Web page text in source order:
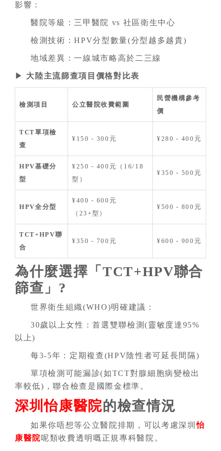
影響：
醫院等級：三甲醫院 vs 社區衛生中心
檢測技術：HPV分型數量(分型越多越貴)
地域差異：一線城市略高於二三線
▶ 大陸主流篩查項目價格對比表
檢測項目 公立醫院收費範圍
民營機構參考
價
TCT單項檢
查
¥150 - 300元 ¥280 - 400元
HPV基礎分
型
¥250 - 400元（16/18
型）
¥350 - 500元
HPV全分型
¥400 - 600元
（23+型）
¥500 - 800元
TCT+HPV聯
合
¥350 - 700元 ¥600 - 900元
為什麼選擇「TCT+HPV聯合
篩查」?
世界衛生組織(WHO)明確建議：
30歲以上女性：首選雙聯檢測(靈敏度達95%
以上)
每3-5年：定期複查(HPV陰性者可延長間隔)
單項檢測可能漏診(如TCT對腺細胞病變檢出
率較低)，聯合檢查是國際金標準。
深圳怡康醫院的檢查情況
如果你唔想等公立醫院排期，可以考慮深圳怡
康醫院呢類收費透明嘅正規專科醫院。